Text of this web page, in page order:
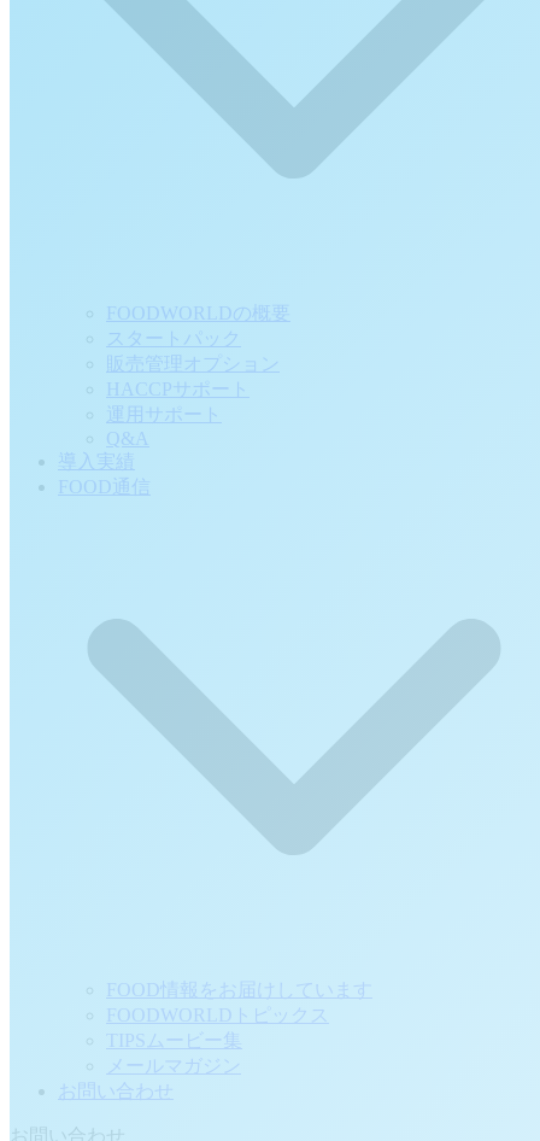
FOODWORLDの概要
スタートパック
販売管理オプション
HACCPサポート
運用サポート
Q&A
導入実績
FOOD通信
FOOD情報をお届けしています
FOODWORLDトピックス
TIPSムービー集
メールマガジン
お問い合わせ
お問い合わせ